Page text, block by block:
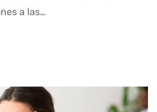
a las…